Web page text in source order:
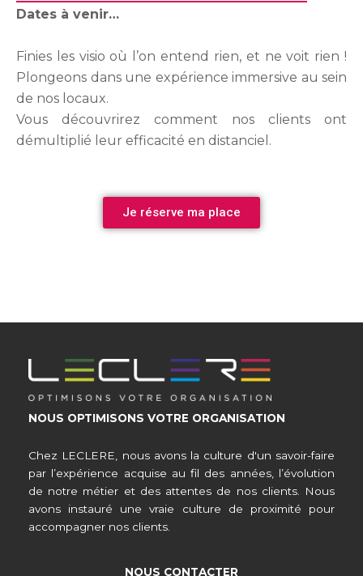
Dates à venir…
Finies les visio où l’on entend rien, et ne voit rien !
Plongeons dans une expérience immersive au sein
de nos locaux.
Vous découvrirez comment nos clients ont
démultiplié leur efficacité en distanciel.
Je réserve ma place
NOUS OPTIMISONS VOTRE ORGANISATION
Chez LECLERE, nous avons la culture d'un savoir-faire
par l’expérience acquise au fil des années, l’évolution
de notre métier et des attentes de nos clients. Nous
avons instauré une vraie culture de proximité pour
accompagner nos clients.
NOUS CONTACTER